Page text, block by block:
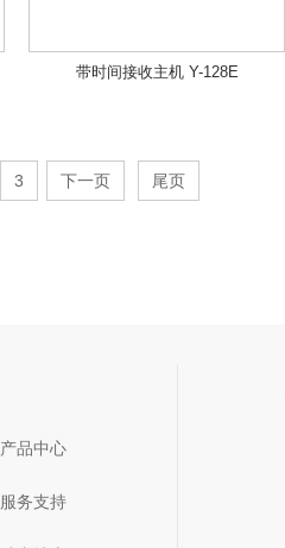
带时间接收主机 Y-128E
3 下一页 尾页
产品中心
服务支持